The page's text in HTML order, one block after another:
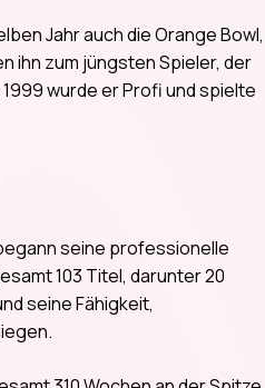
Jahr auch die Orange Bowl,
ihn zum jüngsten Spieler, der
wurde er Profi und spielte
seine professionelle
103 Titel, darunter 20
seine Fähigkeit,